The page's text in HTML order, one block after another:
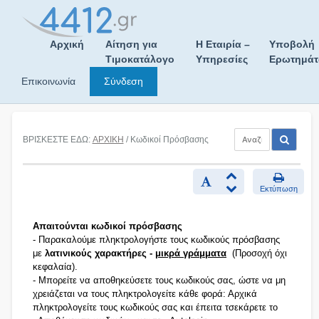
Αρχική
Αίτηση για
Τιμοκατάλογο
Η Εταιρία –
Υπηρεσίες
Υποβολή
Επικοινωνία
Σύνδεση
ΒΡΙΣΚΕΣΤΕ ΕΔΩ: ΑΡΧΙΚΗ / Κωδικοί Πρόσβασης
Εκτύπωση
Απαιτούνται κωδικοί πρόσβασης
- Παρακαλούμε πληκτρολογήστε τους κωδικούς πρόσβασης
με λατινικούς χαρακτήρες - μικρά γράμματα (Προσοχή όχι
κεφαλαία).
- Μπορείτε να αποθηκεύσετε τους κωδικούς σας, ώστε να μη
χρειάζεται να τους πληκτρολογείτε κάθε φορά: Αρχικά
πληκτρολογείτε τους κωδικούς σας και έπειτα τσεκάρετε το